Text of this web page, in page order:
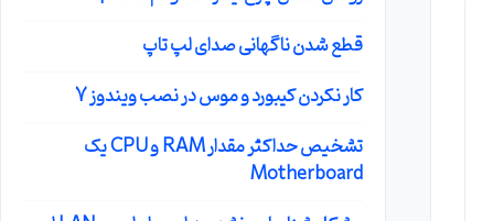
قطع شدن ناگهانی صدای لپ تاپ
کار نکردن کیبورد و موس در نصب ویندوز 7
تشخیص حداکثر مقدار RAM و CPU یک
Motherboard